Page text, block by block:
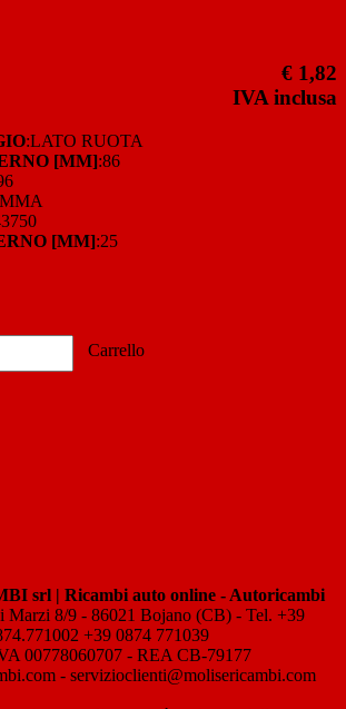
€ 1,82
IVA inclusa
:LATO RUOTA
[MM]:86
[MM]:25
Carrello
srl | Ricambi auto online - Autoricambi
Marzi 8/9 - 86021 Bojano (CB) - Tel. +39
+39 0874 771039
00778060707 - REA CB-79177
- servizioclienti@molisericambi.com